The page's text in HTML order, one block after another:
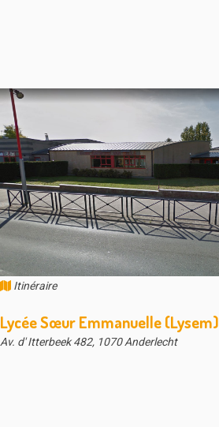
Itinéraire
Lycée Sœur Emmanuelle (Lysem)
Av. d' Itterbeek 482, 1070 Anderlecht